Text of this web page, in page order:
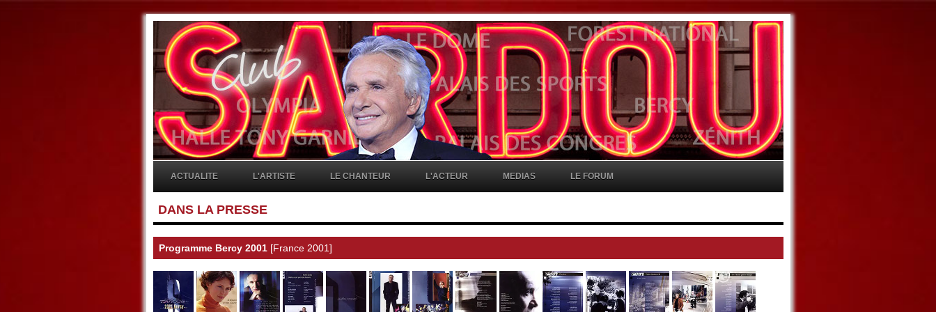
ACTUALITE L'ARTISTE LE CHANTEUR L'ACTEUR MEDIAS LE FORUM
DANS LA PRESSE
Programme Bercy 2001 [France 2001]